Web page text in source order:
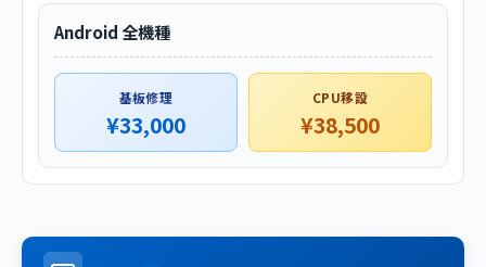
Android 全機種
基板修理
¥33,000
CPU移設
¥38,500